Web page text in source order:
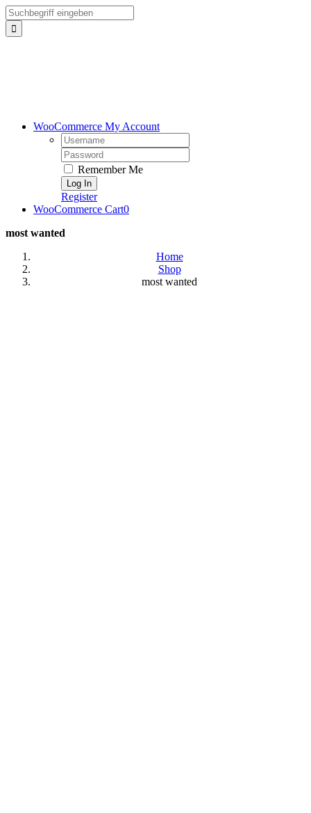
Skip
to
content
Search
for:
WooCommerce My Account
Username:
Password:
Remember Me
Register
WooCommerce Cart0
most wanted
Home
Shop
most wanted